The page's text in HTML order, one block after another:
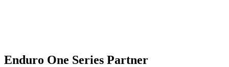
Enduro One Series Partner